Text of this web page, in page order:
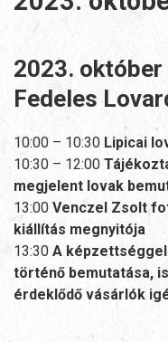
2023.
Fedeles
10:00 – 10:30 Lipicai
10:30 – 12:00
megjelent lovak
13:00 Venczel Zsolt
kiállítás megnyitója
13:30 A
történő bemutatása,
érdeklődő vásárlók